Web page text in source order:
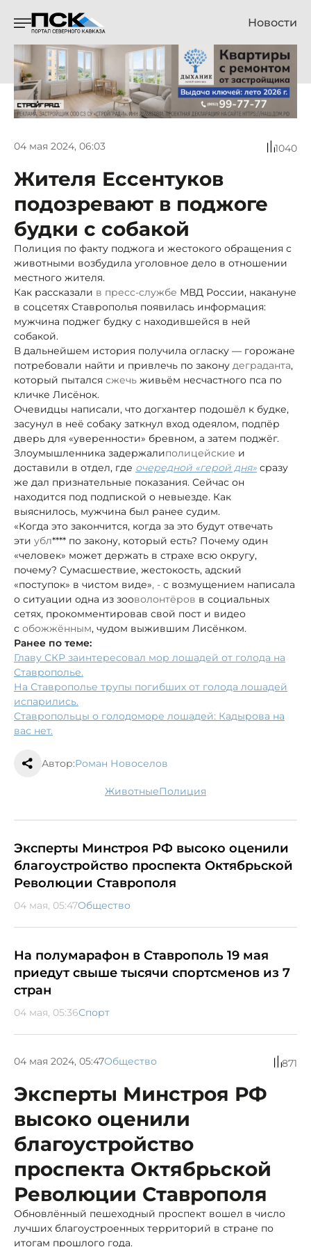
Новости
04 мая 2024, 06:03 1040
Жителя Ессентуков
подозревают в поджоге
будки с собакой
Полиция по факту поджога и жестокого обращения с
животными возбудила уголовное дело в отношении
местного жителя.
Как рассказали в пресс-службе МВД России, накануне
в соцсетях Ставрополья появилась информация:
мужчина поджег будку с находившейся в ней
собакой.
В дальнейшем история получила огласку — горожане
потребовали найти и привлечь по закону деграданта,
который пытался сжечь живьём несчастного пса по
кличке Лисёнок.
Очевидцы написали, что догхантер подошёл к будке,
засунул в неё собаку заткнул вход одеялом, подпёр
дверь для «уверенности» бревном, а затем поджёг.
Злоумышленника задержалиполицейские и
доставили в отдел, где очередной «герой дня» сразу
же дал признательные показания. Сейчас он
находится под подпиской о невыезде. Как
выяснилось, мужчина был ранее судим.
«Когда это закончится, когда за это будут отвечать
эти убл**** по закону, который есть? Почему один
«человек» может держать в страхе всю округу,
почему? Сумасшествие, жестокость, адский
«поступок» в чистом виде», - с возмущением написала
о ситуации одна из зооволонтёров в социальных
сетях, прокомментировав свой пост и видео
с обожжённым, чудом выжившим Лисёнком.
Ранее по теме:
Главу СКР заинтересовал мор лошадей от голода на
Ставрополье.
На Ставрополье трупы погибших от голода лошадей
испарились.
Ставропольцы о голодоморе лошадей: Кадырова на
вас нет.
Автор:Роман Новоселов
животные полиция
Эксперты Минстроя РФ высоко оценили
благоустройство проспекта Октябрьской
Революции Ставрополя
04 мая, 05:47Общество
На полумарафон в Ставрополь 19 мая
приедут свыше тысячи спортсменов из 7
стран
04 мая, 05:36Спорт
04 мая 2024, 05:47Общество 871
Эксперты Минстроя РФ
высоко оценили
благоустройство
проспекта Октябрьской
Революции Ставрополя
Обновлённый пешеходный проспект вошел в число
лучших благоустроенных территорий в стране по
итогам прошлого года.